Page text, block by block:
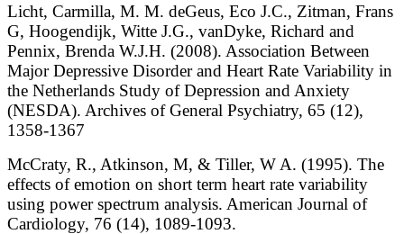
Licht, Carmilla, M. M. deGeus, Eco J.C., Zitman, Frans
G, Hoogendijk, Witte J.G., vanDyke, Richard and
Pennix, Brenda W.J.H. (2008). Association Between
Major Depressive Disorder and Heart Rate Variability in
the Netherlands Study of Depression and Anxiety
(NESDA). Archives of General Psychiatry, 65 (12),
1358-1367
McCraty, R., Atkinson, M, & Tiller, W A. (1995). The
effects of emotion on short term heart rate variability
using power spectrum analysis. American Journal of
Cardiology, 76 (14), 1089-1093.